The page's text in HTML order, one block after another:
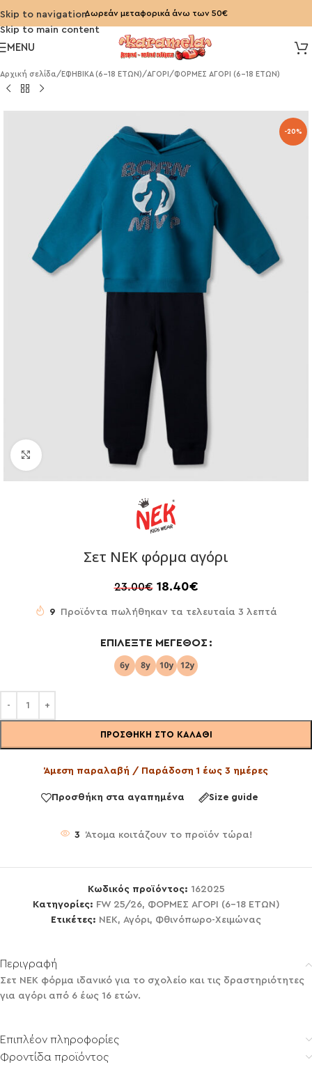
Skip to navigation
Skip to main content
Δωρεάν μεταφορικά άνω των 50€
MENU
Αρχική σελίδα/ ΕΦΗΒΙΚΑ (6-18 ΕΤΩΝ)/ΑΓΟΡΙ /ΦΟΡΜΕΣ ΑΓΟΡΙ (6-18 ΕΤΩΝ)
-20%
Click to enlarge
Σετ ΝΕΚ φόρμα αγόρι
23.00€ 18.40€
9 Προϊόντα πωλήθηκαν τα τελευταία 3 λεπτά
ΕΠΙΛΈΞΤΕ ΜΈΓΕΘΟΣ
ΠΡΟΣΘΉΚΗ ΣΤΟ ΚΑΛΆΘΙ
Άμεση παραλαβή / Παράδοση 1 έως 3 ημέρες
Προσθήκη στα αγαπημένα Size guide
3 Άτομα κοιτάζουν το προϊόν τώρα!
Κωδικός προϊόντος: 162025
Κατηγορίες: FW 25/26, ΦΟΡΜΕΣ ΑΓΟΡΙ (6-18 ΕΤΩΝ)
Ετικέτες: NEK, Αγόρι, Φθινόπωρο-Χειμώνας
Περιγραφή
Σετ ΝΕΚ φόρμα ιδανικό για το σχολείο και τις δραστηριότητες
για αγόρι από 6 έως 16 ετών.
Επιπλέον πληροφορίες
Φροντίδα προϊόντος